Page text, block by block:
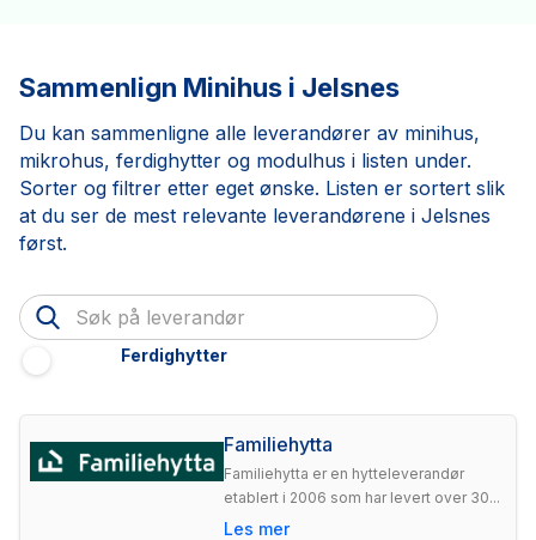
Sammenlign Minihus i Jelsnes
Du kan sammenligne alle leverandører av minihus,
mikrohus, ferdighytter og modulhus i listen under.
Sorter og filtrer etter eget ønske. Listen er sortert slik
at du ser de mest relevante leverandørene i Jelsnes
først.
Ferdighytter
Familiehytta
Familiehytta er en hytteleverandør
etablert i 2006 som har levert over 30...
Les mer